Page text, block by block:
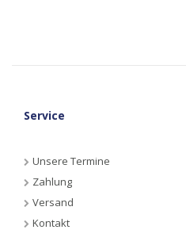
Service
Unsere Termine
Zahlung
Versand
Kontakt